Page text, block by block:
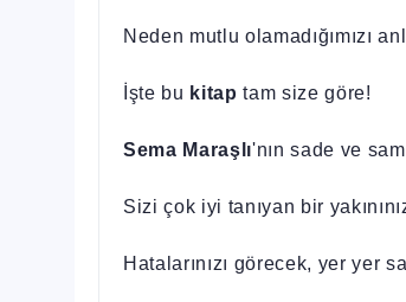
Neden mutlu olamadığımızı
İşte bu kitaptam size göre!
Sema Maraşlı'nın sade ve
Sizi çok iyi tanıyan bir
Hatalarınızı görecek, yer yer